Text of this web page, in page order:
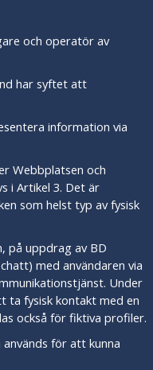
och operatör av
har syftet att
information via
Webbplatsen och
i Artikel 3. Det är
som helst typ av fysisk
på uppdrag av BD
med användaren via
Under
ta fysisk kontakt med en
också för fiktiva profiler.
för att kunna